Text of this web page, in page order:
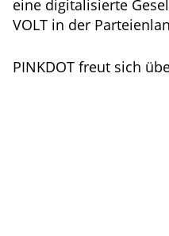
eine digitalisierte
VOLT in der
PINKDOT freut sich